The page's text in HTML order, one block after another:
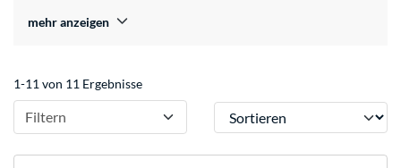
mehr anzeigen
1-11 von 11 Ergebnisse
Filtern Sortieren